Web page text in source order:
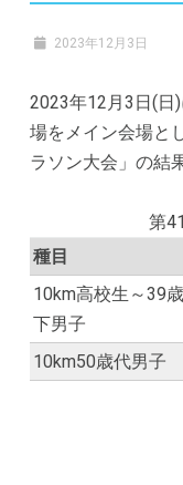
2023年12月3日
2023年12月3日(日
場をメイン会場と
ラソン大会」の結
第
種目
10km高校生～39
下男子
10km50歳代男子